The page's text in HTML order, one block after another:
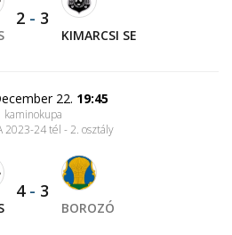
2 - 3
KIMARCSI SE
22. 19:45
kaminokupa
2023-24 tél - 2. osztály
4- 3
BOROZÓ